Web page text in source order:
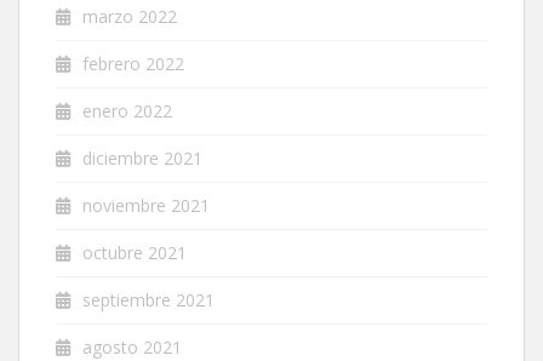
marzo 2022
febrero 2022
enero 2022
diciembre 2021
noviembre 2021
octubre 2021
septiembre 2021
agosto 2021